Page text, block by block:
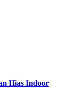
Hias Indoor